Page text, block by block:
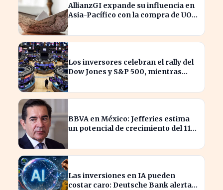
AllianzGI expande su influencia en
Asia-Pacífico con la compra de UOB
Los inversores celebran el rally del
Dow Jones y S&P 500, mientras
BBVA en México: Jefferies estima
un potencial de crecimiento del 11%
Las inversiones en IA pueden
costar caro: Deutsche Bank alerta a